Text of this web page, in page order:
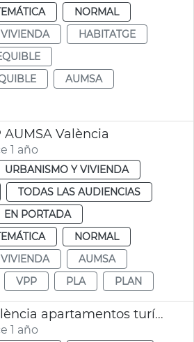
NORMAL
VIVIENDA
HABITATGE
AUMSA
València
1 año
URBANISMO Y VIVIENDA
TODAS LAS AUDIENCIAS
EN PORTADA
NORMAL
VIVIENDA
AUMSA
VPP PLA PLAN
Normativa València apartamentos turísticos
1 año